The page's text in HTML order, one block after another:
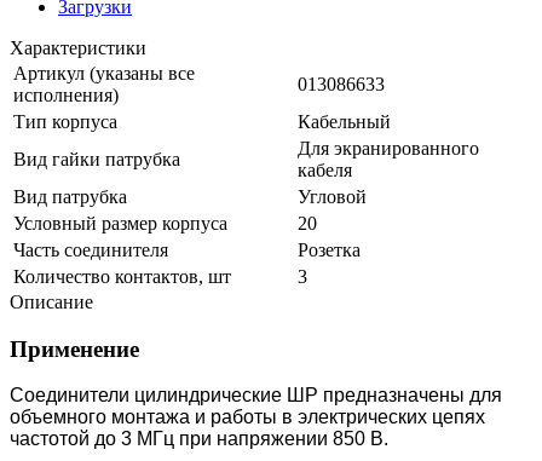
Загрузки
Характеристики
Артикул (указаны все
исполнения)
013086633
Тип корпуса
Кабельный
Вид гайки патрубка
Для экранированного
кабеля
Вид патрубка
Угловой
Условный размер корпуса
20
Часть соединителя
Розетка
Количество контактов, шт
3
Описание
Применение
Соединители цилиндрические ШР предназначены для
объемного монтажа и работы в электрических цепях
частотой до 3 МГц при напряжении 850 В.